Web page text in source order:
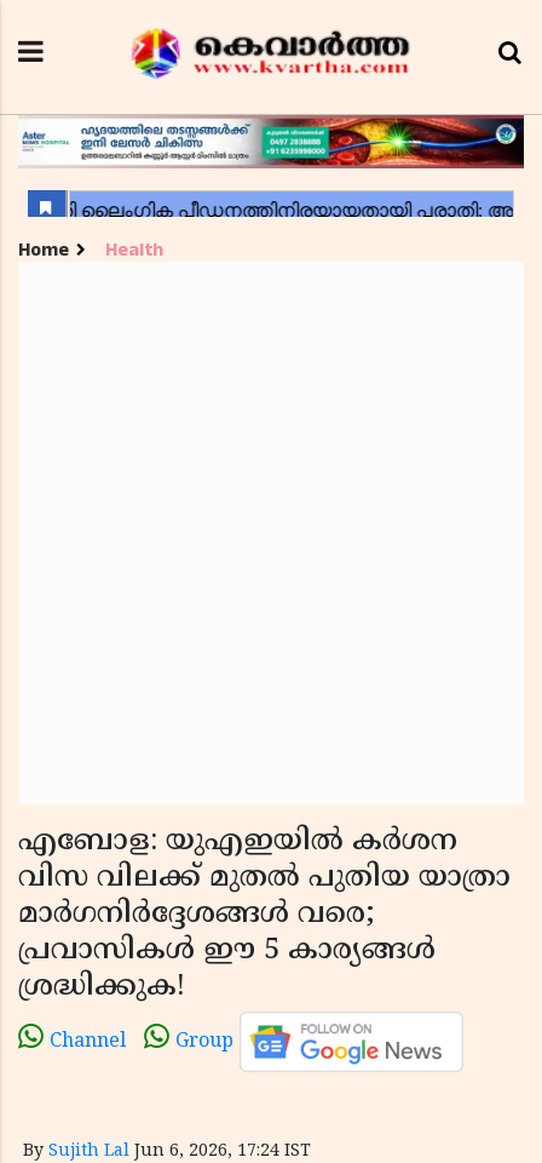
Home Health
എബോള: യുഎഇയിൽ കർശന
വിസ വിലക്ക് മുതൽ പുതിയ യാത്രാ
മാർഗനിർദ്ദേശങ്ങൾ വരെ;
പ്രവാസികൾ ഈ 5 കാര്യങ്ങൾ
ശ്രദ്ധിക്കുക!
Channel Group
By Sujith Lal Jun 6, 2026, 17:24 IST